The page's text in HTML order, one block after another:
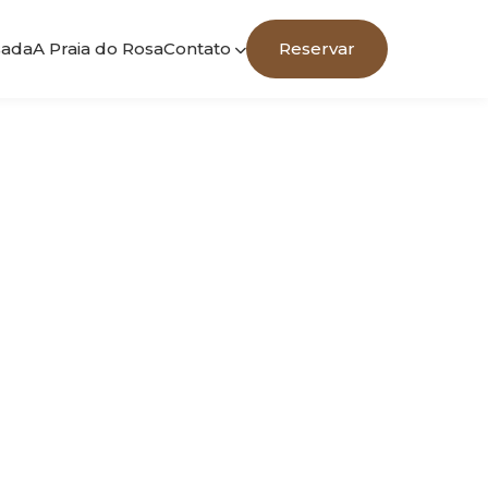
A Praia do RosaContato Reservar